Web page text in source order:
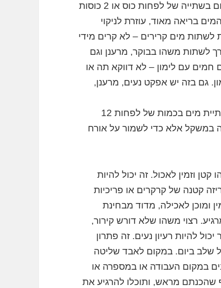
כשקמים בבוקר מומלץ מאוד להתחיל את היום בשתייה של לפחות כוס או 2 כוסות
בריאה מאוד, עוזרת לניקוי
לשתות מים קרירים – לא קרים מידי
לשתות משהו בבוקר, מרענן וגם
עם לימון – לא דווקא תה או
גם בזה יש אפקט נעים, מרענן,
אגב, לגבי שתייה בכלל חייבים להקפיד על שתיית מים בכמות של לפחות 12
במשקל אלא כדי לשמור על אורח
וזמין לאכול. זה יכול להיות
קטנה של קרקרים או פריכיות
ומוכן לאכילה, מדוד מבחינת
רצוי משהו שלא דורש קירור,
להיות רעיון נעים. זה פתרון
שלב ביום. במקום לאבד שליטה
במקום העבודה או במספרה או
שהכנתם מראש, ותוכלו להרגיע את